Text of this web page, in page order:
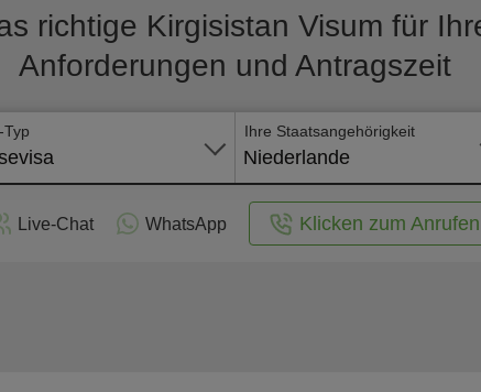
richtige Kirgisistan Visum für
Anforderungen und Antragszeit
Typ Ihre Staatsangehörigkeit
Niederlande
Live-Chat WhatsApp Klicken zum Anrufen